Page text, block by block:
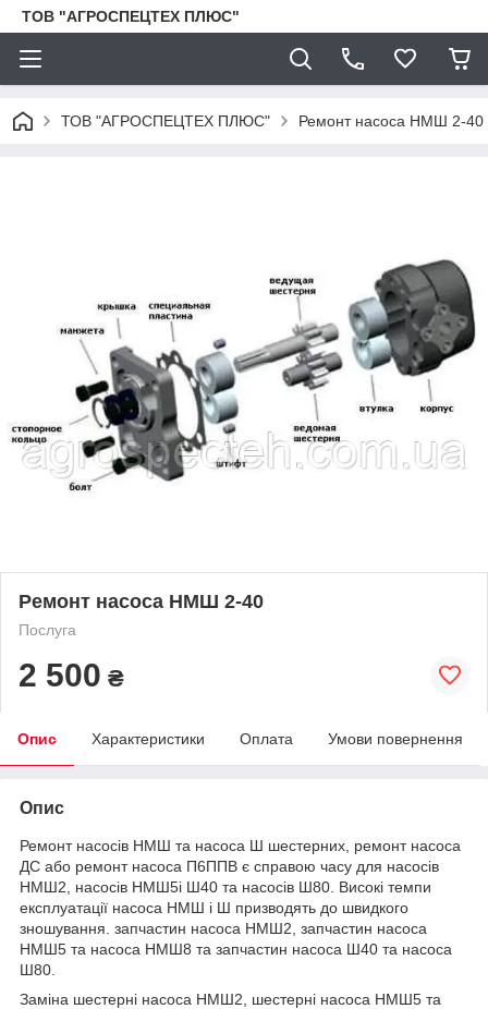
ТОВ "АГРОСПЕЦТЕХ ПЛЮС"
ТОВ "АГРОСПЕЦТЕХ ПЛЮС" Ремонт насоса НМШ 2-40
Ремонт насоса НМШ 2-40
Послуга
2 500 ₴
Опис Характеристики Оплата Умови повернення
Опис
Ремонт насосів НМШ та насоса Ш шестерних, ремонт насоса
ДС або ремонт насоса П6ППВ є справою часу для насосів
НМШ2, насосів НМШ5і Ш40 та насосів Ш80. Високі темпи
експлуатації насоса НМШ і Ш призводять до швидкого
зношування. запчастин насоса НМШ2, запчастин насоса
НМШ5 та насоса НМШ8 та запчастин насоса Ш40 та насоса
Ш80.
Заміна шестерні насоса НМШ2, шестерні насоса НМШ5 та